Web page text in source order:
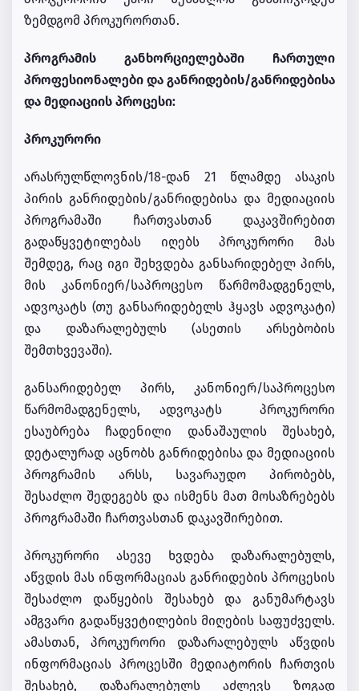
ზემდგომ პროკურორთან.
პროგრამის განხორციელებაში ჩართული
პროფესიონალები და განრიდების/განრიდებისა
და მედიაციის პროცესი:
პროკურორი
არასრულწლოვნის/18-დან 21 წლამდე ასაკის
პირის განრიდების/განრიდებისა და მედიაციის
პროგრამაში ჩართვასთან დაკავშირებით
გადაწყვეტილებას იღებს პროკურორი მას
შემდეგ, რაც იგი შეხვდება განსარიდებელ პირს,
მის კანონიერ/საპროცესო წარმომადგენელს,
ადვოკატს (თუ განსარიდებელს ჰყავს ადვოკატი)
და დაზარალებულს (ასეთის არსებობის
შემთხვევაში).
განსარიდებელ პირს, კანონიერ/საპროცესო
წარმომადგენელს, ადვოკატს პროკურორი
ესაუბრება ჩადენილი დანაშაულის შესახებ,
დეტალურად აცნობს განრიდებისა და მედიაციის
პროგრამის არსს, სავარაუდო პირობებს,
შესაძლო შედეგებს და ისმენს მათ მოსაზრებებს
პროგრამაში ჩართვასთან დაკავშირებით.
პროკურორი ასევე ხვდება დაზარალებულს,
აწვდის მას ინფორმაციას განრიდების პროცესის
შესაძლო დაწყების შესახებ და განუმარტავს
ამგვარი გადაწყვეტილების მიღების საფუძველს.
ამასთან, პროკურორი დაზარალებულს აწვდის
ინფორმაციას პროცესში მედიატორის ჩართვის
შესახებ, დაზარალებულს აძლევს ზოგად